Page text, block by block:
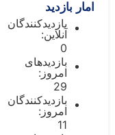
امار بازدید
بازدیدکنندگان
آنلاین:
0
بازدیدهای
امروز:
29
بازدیدکنندگان
امروز:
11